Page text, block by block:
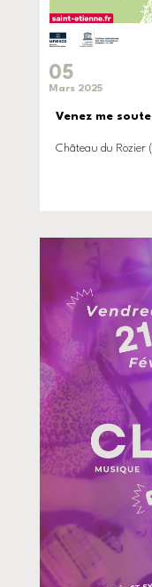
05
Mars 2025
Venez me
Château du Rozier